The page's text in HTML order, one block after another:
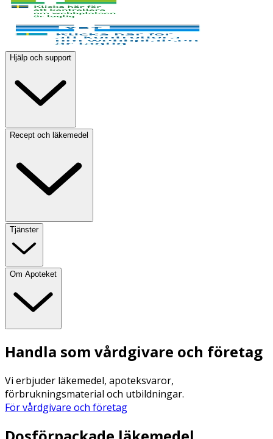
Hjälp och support
Recept och läkemedel
Tjänster
Om Apoteket
Handla som vårdgivare och företag
Vi erbjuder läkemedel, apoteksvaror,
förbrukningsmaterial och utbildningar.
För vårdgivare och företag